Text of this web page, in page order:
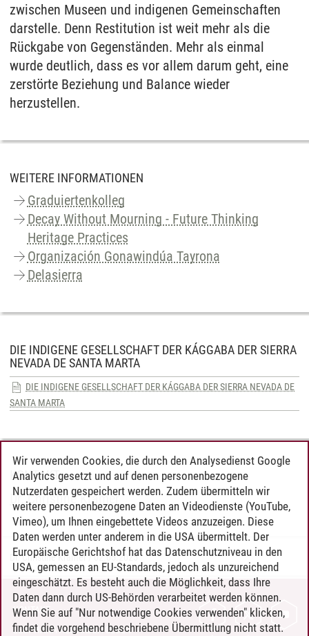
zwischen Museen und indigenen Gemeinschaften
darstelle. Denn Restitution ist weit mehr als die
Rückgabe von Gegenständen. Mehr als einmal
wurde deutlich, dass es vor allem darum geht, eine
zerstörte Beziehung und Balance wieder
herzustellen.
WEITERE INFORMATIONEN
Graduiertenkolleg
Decay Without Mourning - Future Thinking
Heritage Practices
Organización Gonawindúa Tayrona
Delasierra
DIE INDIGENE GESELLSCHAFT DER KÁGGABA DER SIERRA
NEVADA DE SANTA MARTA
DIE INDIGENE GESELLSCHAFT DER KÁGGABA DER SIERRA NEVADA DE
SANTA MARTA
KONTAKT
Dr. Christine Kramer
Dr. Christine Kramer/02.05.2025
KONTAKT
LEUPHANA ALS ARBEITGEBER
Wir verwenden Cookies, die durch den Analysedienst Google
Analytics gesetzt und auf denen personenbezogene
Nutzerdaten gespeichert werden. Zudem übermitteln wir
weitere personenbezogene Daten an Videodienste (YouTube,
Vimeo), um Ihnen eingebettete Videos anzuzeigen. Diese
Daten werden unter anderem in die USA übermittelt. Der
Europäische Gerichtshof hat das Datenschutzniveau in den
USA, gemessen an EU-Standards, jedoch als unzureichend
eingeschätzt. Es besteht auch die Möglichkeit, dass Ihre
Daten dann durch US-Behörden verarbeitet werden können.
Wenn Sie auf "Nur notwendige Cookies verwenden" klicken,
findet die vorgehend beschriebene Übermittlung nicht statt.